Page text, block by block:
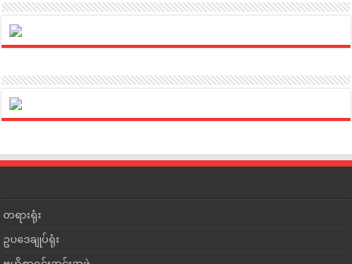
တရားရုံး
ဥပဒေချုပ်ရုံး